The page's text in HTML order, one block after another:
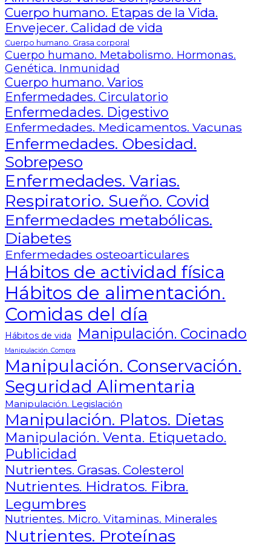
Cuerpo humano. Etapas de la Vida.
Envejecer. Calidad de vida
Cuerpo humano. Grasa corporal
Cuerpo humano. Metabolismo. Hormonas.
Genética. Inmunidad
Cuerpo humano. Varios
Enfermedades. Circulatorio
Enfermedades. Digestivo
Enfermedades. Medicamentos. Vacunas
Enfermedades. Obesidad.
Sobrepeso
Enfermedades. Varias.
Respiratorio. Sueño. Covid
Enfermedades metabólicas.
Diabetes
Enfermedades osteoarticulares
Hábitos de actividad física
Hábitos de alimentación.
Comidas del día
Hábitos de vida Manipulación. Cocinado
Manipulación. Compra
Manipulación. Conservación.
Seguridad Alimentaria
Manipulación. Legislación
Manipulación. Platos. Dietas
Manipulación. Venta. Etiquetado.
Publicidad
Nutrientes. Grasas. Colesterol
Nutrientes. Hidratos. Fibra.
Legumbres
Nutrientes. Micro. Vitaminas. Minerales
Nutrientes. Proteínas